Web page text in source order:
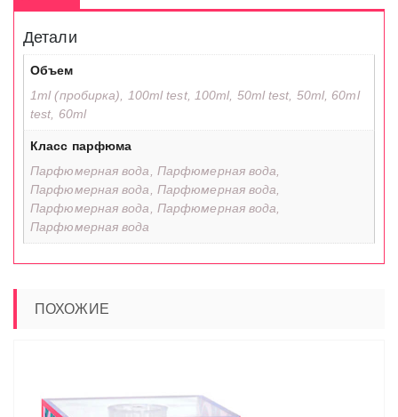
Детали
Объем
1ml (пробирка), 100ml test, 100ml, 50ml test, 50ml, 60ml
test, 60ml
Класс парфюма
Парфюмерная вода, Парфюмерная вода,
Парфюмерная вода, Парфюмерная вода,
Парфюмерная вода, Парфюмерная вода,
Парфюмерная вода
ПОХОЖИЕ